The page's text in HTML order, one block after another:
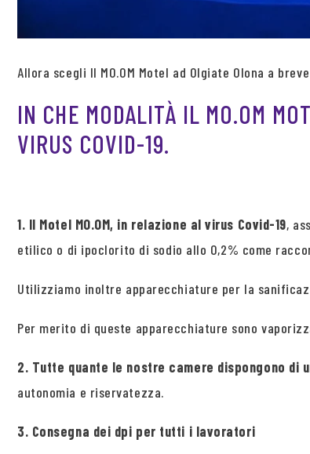
Allora scegli Il MO.OM Motel ad Olgiate Olona a
IN CHE MODALITÀ IL MO.OM
VIRUS COVID-19.
1. Il Motel MO.OM, in relazione al virus Covid-19,
etilico o di ipoclorito di sodio allo 0,2% come
Utilizziamo inoltre apparecchiature per la
Per merito di queste apparecchiature sono
2. Tutte quante le nostre camere dispongono di
autonomia e riservatezza.
3. Consegna dei dpi per tutti i lavoratori